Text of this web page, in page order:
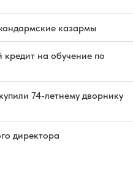
казармы
кредит на обучение по
74-летнему дворнику
директора